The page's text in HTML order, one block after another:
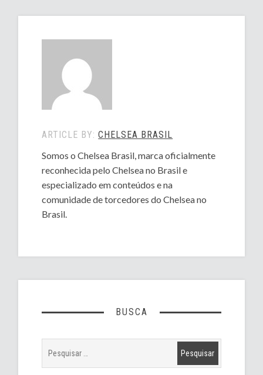
ARTICLE BY:CHELSEA BRASIL
Somos o Chelsea Brasil, marca oficialmente
reconhecida pelo Chelsea no Brasil e
especializado em conteúdos e na
comunidade de torcedores do Chelsea no
Brasil.
BUSCA